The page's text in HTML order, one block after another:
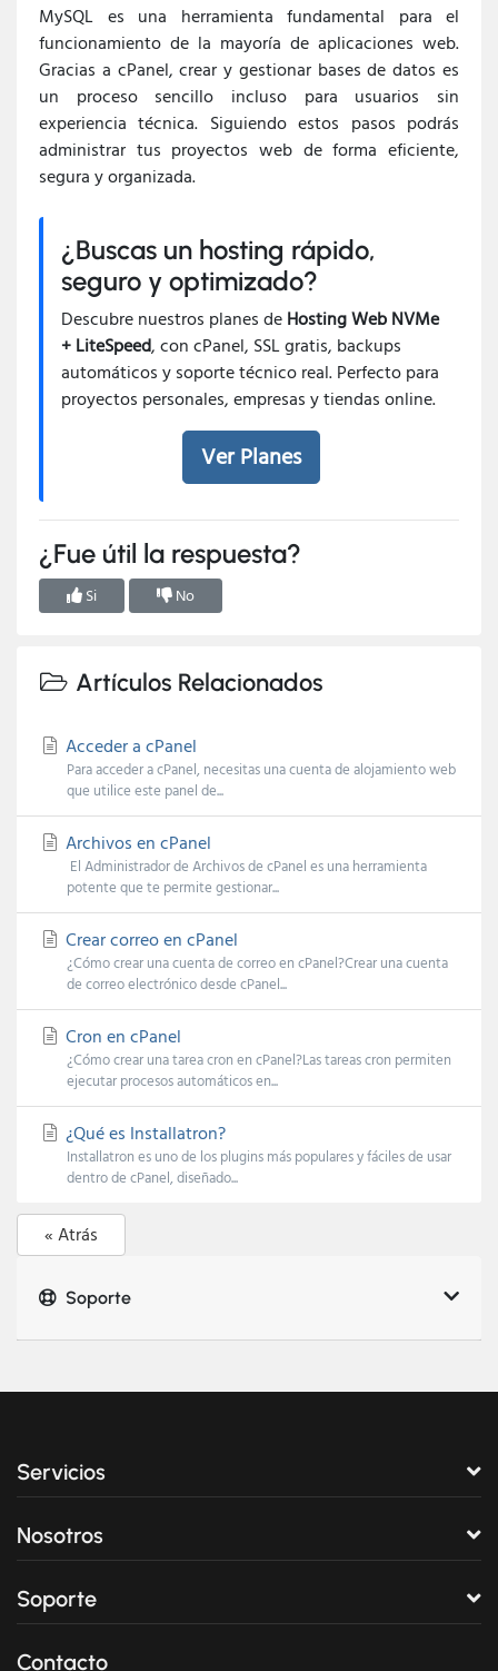
MySQL es una herramienta fundamental para el
funcionamiento de la mayoría de aplicaciones web.
Gracias a cPanel, crear y gestionar bases de datos es
un proceso sencillo incluso para usuarios sin
experiencia técnica. Siguiendo estos pasos podrás
administrar tus proyectos web de forma eficiente,
segura y organizada.
¿Buscas un hosting rápido,
seguro y optimizado?
Descubre nuestros planes deHosting Web NVMe
+ LiteSpeed, con cPanel, SSL gratis, backups
automáticos y soporte técnico real. Perfecto para
proyectos personales, empresas y tiendas online.
Ver Planes
¿Fue útil la respuesta?
Si No
Artículos Relacionados
Acceder a cPanel
Para acceder a cPanel, necesitas una cuenta de alojamiento web
que utilice este panel de...
Archivos en cPanel
El Administrador de Archivos de cPanel es una herramienta
potente que te permite gestionar...
Crear correo en cPanel
¿Cómo crear una cuenta de correo en cPanel?Crear una cuenta
de correo electrónico desde cPanel...
Cron en cPanel
¿Cómo crear una tarea cron en cPanel?Las tareas cron permiten
ejecutar procesos automáticos en...
¿Qué es Installatron?
Installatron es uno de los plugins más populares y fáciles de usar
dentro de cPanel, diseñado...
« Atrás
Soporte
Servicios
Nosotros
Soporte
Contacto